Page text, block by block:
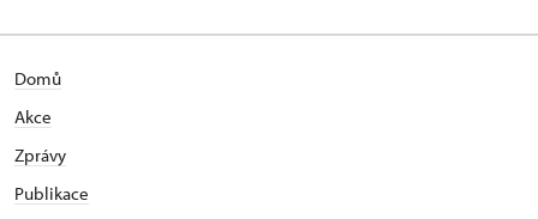
Domů
Akce
Zprávy
Publikace